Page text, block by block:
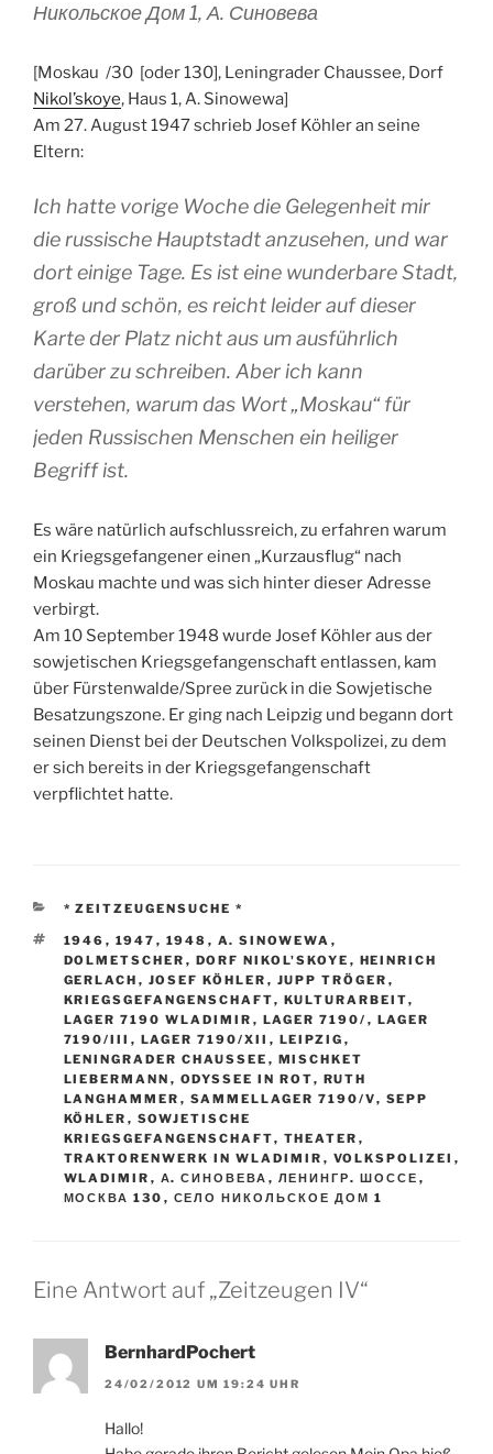
Никольское Дом 1, А. Синовева
[Moskau /30 [oder 130], Leningrader Chaussee, Dorf
Nikol’skoye, Haus 1, A. Sinowewa]
Am 27. August 1947 schrieb Josef Köhler an seine
Eltern:
Ich hatte vorige Woche die Gelegenheit mir
die russische Hauptstadt anzusehen, und war
dort einige Tage. Es ist eine wunderbare Stadt,
groß und schön, es reicht leider auf dieser
Karte der Platz nicht aus um ausführlich
darüber zu schreiben. Aber ich kann
verstehen, warum das Wort „Moskau“ für
jeden Russischen Menschen ein heiliger
Begriff ist.
Es wäre natürlich aufschlussreich, zu erfahren warum
ein Kriegsgefangener einen „Kurzausflug“ nach
Moskau machte und was sich hinter dieser Adresse
verbirgt.
Am 10 September 1948 wurde Josef Köhler aus der
sowjetischen Kriegsgefangenschaft entlassen, kam
über Fürstenwalde/Spree zurück in die Sowjetische
Besatzungszone. Er ging nach Leipzig und begann dort
seinen Dienst bei der Deutschen Volkspolizei, zu dem
er sich bereits in der Kriegsgefangenschaft
verpflichtet hatte.
KATEGORIEN
* ZEITZEUGENSUCHE *
SCHLAGWÖRTER
1946 , 1947 , 1948 , A. SINOWEWA ,
DOLMETSCHER , DORF NIKOL'SKOYE , HEINRICH
GERLACH , JOSEF KÖHLER , JUPP TRÖGER ,
KRIEGSGEFANGENSCHAFT, KULTURARBEIT,
LAGER 7190 WLADIMIR , LAGER 7190/ , LAGER
7190/III , LAGER 7190/XII , LEIPZIG ,
LENINGRADER CHAUSSEE , MISCHKET
LIEBERMANN , ODYSSEE IN ROT, RUTH
LANGHAMMER , SAMMELLAGER 7190/V, SEPP
KÖHLER , SOWJETISCHE
KRIEGSGEFANGENSCHAFT, THEATER ,
TRAKTORENWERK IN WLADIMIR , VOLKSPOLIZEI ,
WLADIMIR , А. СИНОВЕВА , ЛЕНИНГР. ШОССЕ ,
МОСКВА 130 , СЕЛО НИКОЛЬСКОЕ ДОМ 1
Eine Antwort auf „Zeitzeugen IV“
BernhardPochert
24/02/2012 UM 19:24 UHR
Hallo!